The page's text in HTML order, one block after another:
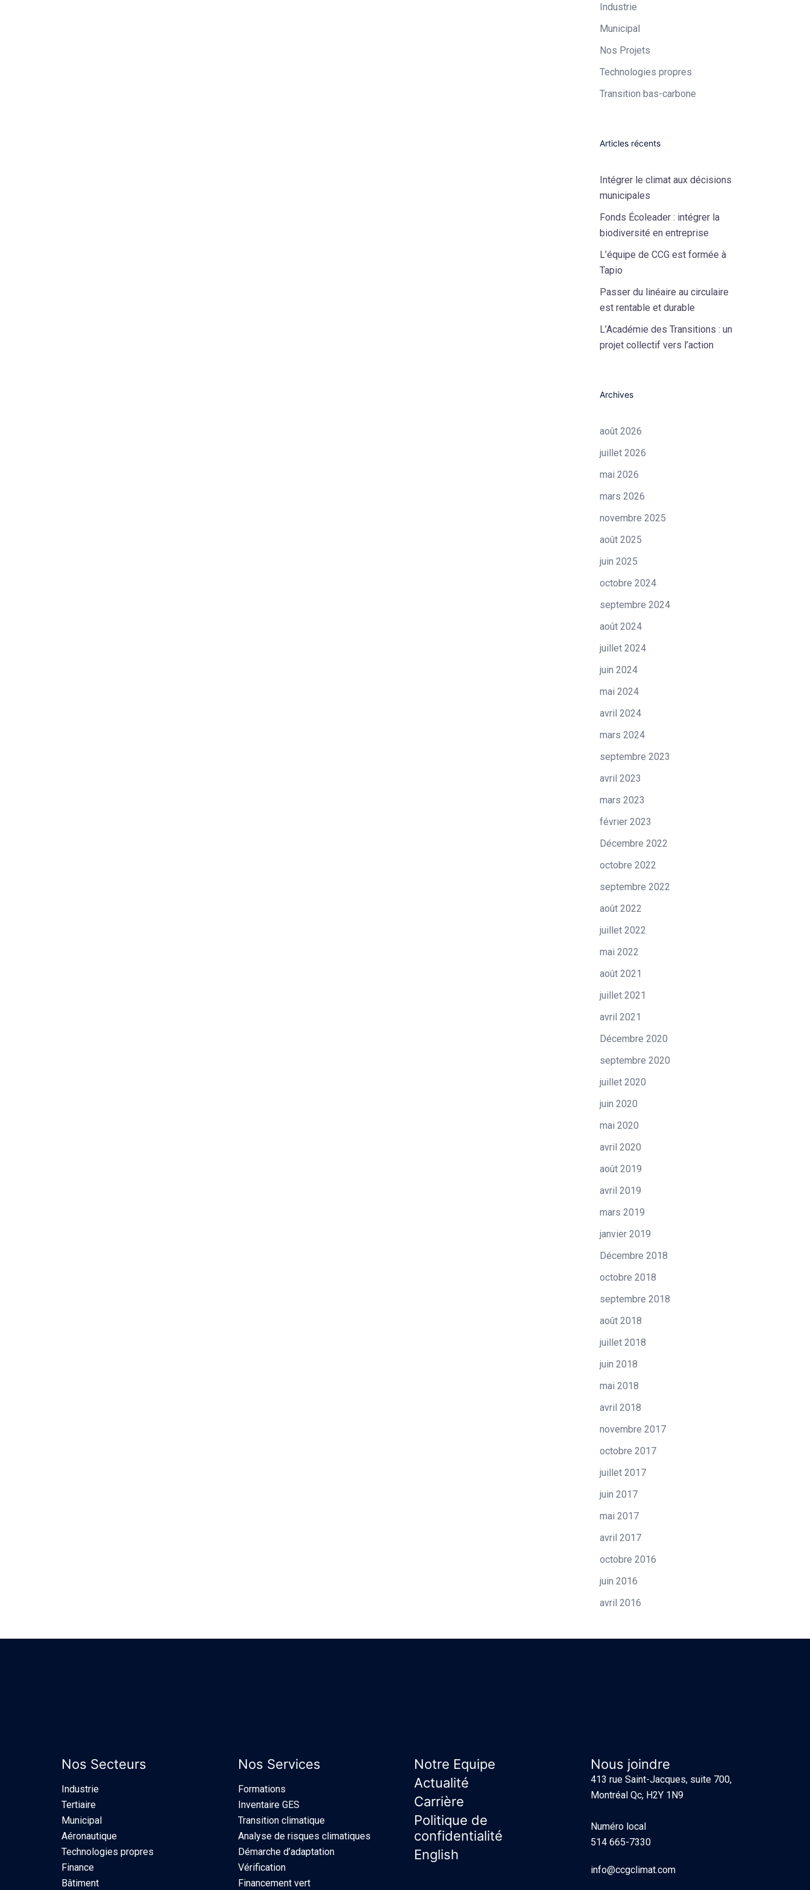
Industrie​
Municipal​
Nos Projets
Technologies propres​
Transition bas-carbone
Articles récents
Intégrer le climat aux décisions
municipales
Fonds Écoleader : intégrer la
biodiversité en entreprise
L’équipe de CCG est formée à
Tapio
Passer du linéaire au circulaire
est rentable et durable
L’Académie des Transitions : un
projet collectif vers l’action
Archives
août 2026
juillet 2026
mai 2026
mars 2026
novembre 2025
août 2025
juin 2025
octobre 2024
septembre 2024
août 2024
juillet 2024
juin 2024
mai 2024
avril 2024
mars 2024
septembre 2023
avril 2023
mars 2023
février 2023
Décembre 2022
octobre 2022
septembre 2022
août 2022
juillet 2022
mai 2022
août 2021
juillet 2021
avril 2021
Décembre 2020
septembre 2020
juillet 2020
juin 2020
mai 2020
avril 2020
août 2019
avril 2019
mars 2019
janvier 2019
Décembre 2018
octobre 2018
septembre 2018
août 2018
juillet 2018
juin 2018
mai 2018
avril 2018
novembre 2017
octobre 2017
juillet 2017
juin 2017
mai 2017
avril 2017
octobre 2016
juin 2016
avril 2016
Nos Secteurs
Industrie​
Tertiaire
Municipal
Aéronautique
Technologies propres
Finance
Bâtiment
Nos Services
Formations
Inventaire GES
Transition climatique
Analyse de risques climatiques
Démarche d’adaptation
Vérification
Financement vert
Notre Equipe
Actualité
Carrière
Politique de
confidentialité
English
Nous joindre
413 rue Saint-Jacques, suite 700,
Montréal Qc, H2Y 1N9
Numéro local
514 665-7330
info@ccgclimat.com